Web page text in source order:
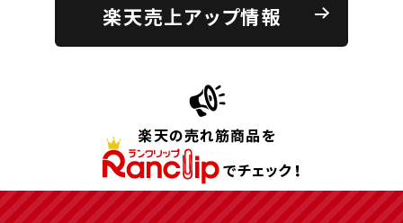
楽天売上アップ情報